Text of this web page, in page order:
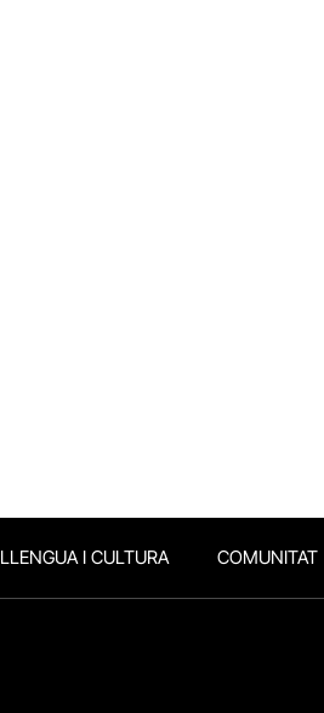
LLENGUA I CULTURA COMUNITAT